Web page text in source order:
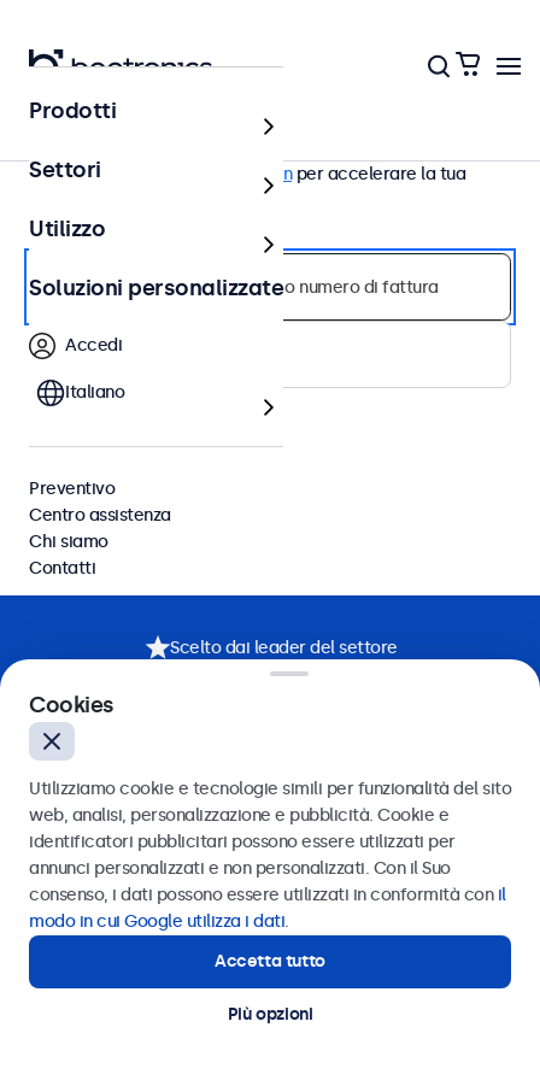
Invia richiesta di restituzione o riparazione
Hai un account Beetronics? Loginper accelerare la tua
Continua
Annulla la tua richiesta
Prodotti
Settori
Utilizzo
Soluzioni personalizzate
Accedi
Italiano
Preventivo
Centro assistenza
Chi siamo
Contatti
Scelto dai leader del settore
Cookies
Utilizziamo cookie e tecnologie simili per funzionalità del sito
web, analisi, personalizzazione e pubblicità. Cookie e
identificatori pubblicitari possono essere utilizzati per
annunci personalizzati e non personalizzati. Con il Suo
consenso, i dati possono essere utilizzati in conformità con il
modo in cui Google utilizza i dati.
Accetta tutto
Più opzioni